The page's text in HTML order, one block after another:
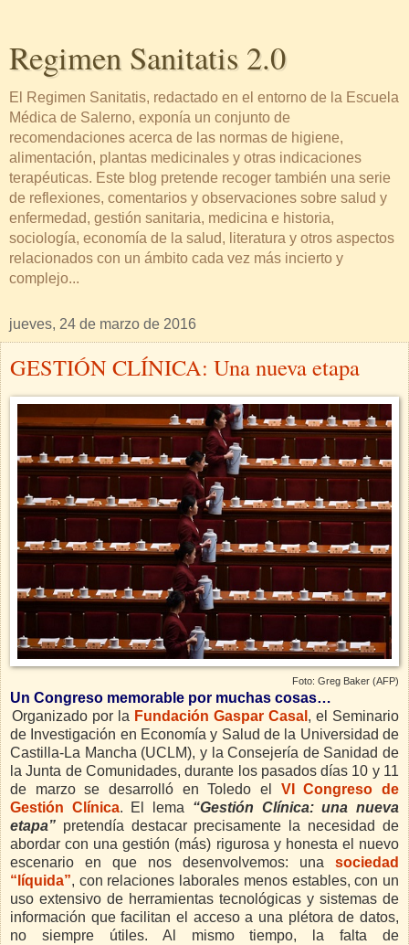
Regimen Sanitatis 2.0
El Regimen Sanitatis, redactado en el entorno de la Escuela
Médica de Salerno, exponía un conjunto de
recomendaciones acerca de las normas de higiene,
alimentación, plantas medicinales y otras indicaciones
terapéuticas. Este blog pretende recoger también una serie
de reflexiones, comentarios y observaciones sobre salud y
enfermedad, gestión sanitaria, medicina e historia,
sociología, economía de la salud, literatura y otros aspectos
relacionados con un ámbito cada vez más incierto y
complejo...
jueves, 24 de marzo de 2016
GESTIÓN CLÍNICA: Una nueva etapa
Foto: Greg Baker (AFP)
Un Congreso memorable por muchas cosas…
Organizado por la Fundación Gaspar Casal , el Seminario
de Investigación en Economía y Salud de la Universidad de
Castilla-La Mancha (UCLM), y la Consejería de Sanidad de
la Junta de Comunidades, durante los pasados días 10 y 11
de marzo se desarrolló en Toledo el VI Congreso de
Gestión Clínica. El lema “Gestión Clínica: una nueva
etapa” pretendía destacar precisamente la necesidad de
abordar con una gestión (más) rigurosa y honesta el nuevo
escenario en que nos desenvolvemos: una sociedad
“líquida”, con relaciones laborales menos estables, con un
uso extensivo de herramientas tecnológicas y sistemas de
información que facilitan el acceso a una plétora de datos,
no siempre útiles. Al mismo tiempo, la falta de